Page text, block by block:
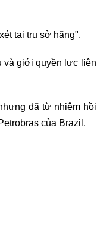
tại trụ sở hãng".
và giới quyền lực liên
đã từ nhiệm hồi
của Brazil.